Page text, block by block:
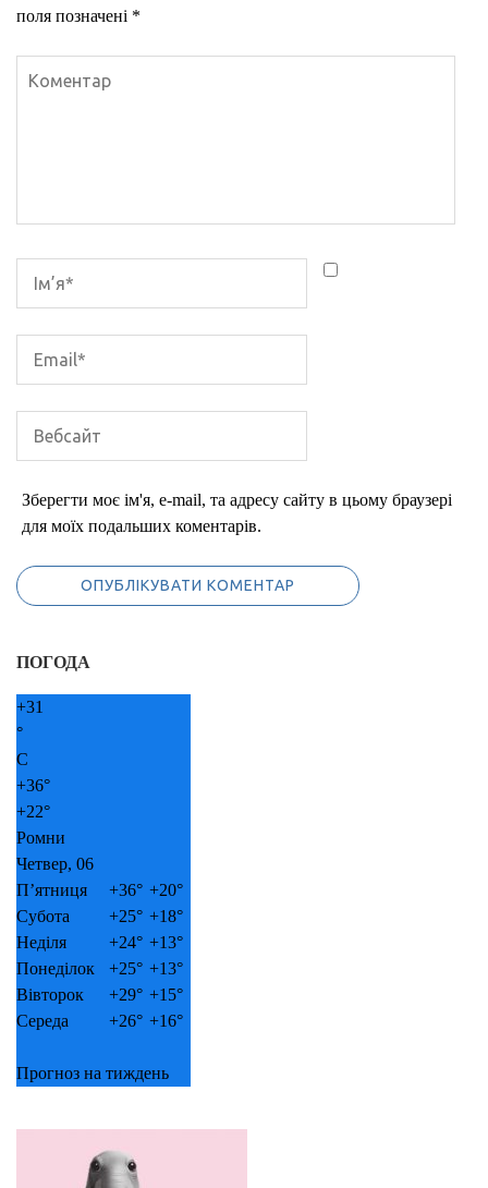
поля позначені *
Зберегти моє ім'я, e-mail, та адресу сайту в цьому браузері
для моїх подальших коментарів.
ПОГОДА
+31
°
C
+36°
+22°
Ромни
Четвер, 06
П’ятниця
+36° +20°
Субота
+25° +18°
Неділя
+24° +13°
Понеділок
+25° +13°
Вівторок
+29° +15°
Середа
+26° +16°
Прогноз на тиждень